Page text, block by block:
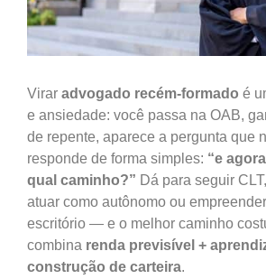
Virar advogado recém-formado é
e ansiedade: você passa na OAB,
de repente, aparece a pergunta que
responde de forma simples: “e
qual caminho?” Dá para seguir
atuar como autônomo ou
escritório — e o melhor caminho
combina renda previsível +
construção de carteira.